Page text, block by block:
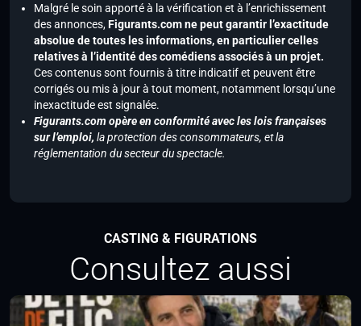
Malgré le soin apporté à la vérification et à l’enrichissement
des annonces,Figurants.com ne peut garantir l’exactitude
absolue de toutes les informations, en particulier celles
relatives à l’identité des comédiens associés à un projet.
Ces contenus sont fournis à titre indicatif et peuvent être
corrigés ou mis à jour à tout moment, notamment lorsqu’une
inexactitude est signalée.
Figurants.com opère en conformité avec les lois françaises
sur l’emploi, la protection des consommateurs, et la
réglementation du secteur du spectacle.
CASTING & FIGURATIONS
Consultez aussi